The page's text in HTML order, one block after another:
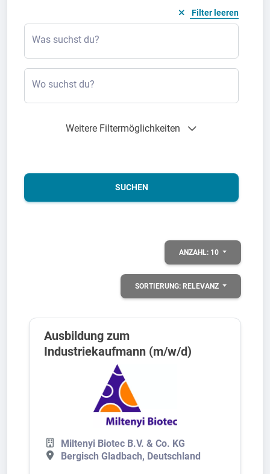
Filter leeren
Was suchst du?
Wo suchst du?
Weitere Filtermöglichkeiten
SUCHEN
ANZAHL: 10
SORTIERUNG: RELEVANZ
Ausbildung zum
Industriekaufmann (m/w/d)
Miltenyi Biotec B.V. & Co. KG
Bergisch Gladbach, Deutschland